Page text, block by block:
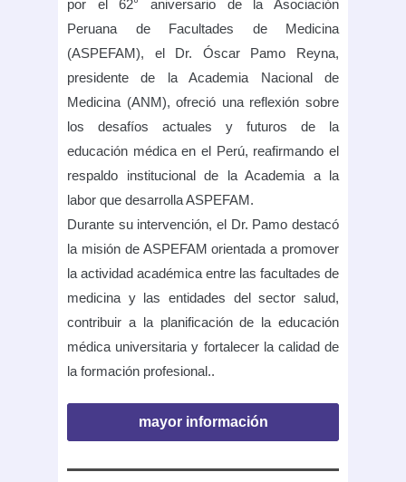
por el 62° aniversario de la Asociación
Peruana de Facultades de Medicina
(ASPEFAM), el Dr. Óscar Pamo Reyna,
presidente de la Academia Nacional de
Medicina (ANM), ofreció una reflexión sobre
los desafíos actuales y futuros de la
educación médica en el Perú, reafirmando el
respaldo institucional de la Academia a la
labor que desarrolla ASPEFAM.
Durante su intervención, el Dr. Pamo destacó
la misión de ASPEFAM orientada a promover
la actividad académica entre las facultades de
medicina y las entidades del sector salud,
contribuir a la planificación de la educación
médica universitaria y fortalecer la calidad de
la formación profesional..
mayor información